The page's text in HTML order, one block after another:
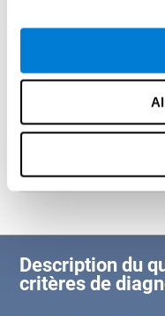
Grâce à ce test, il sera
cerveau destinées à la
capacités pourrait nous
concevoir un plan
des capacités
supérieures à la
Description du
critères de